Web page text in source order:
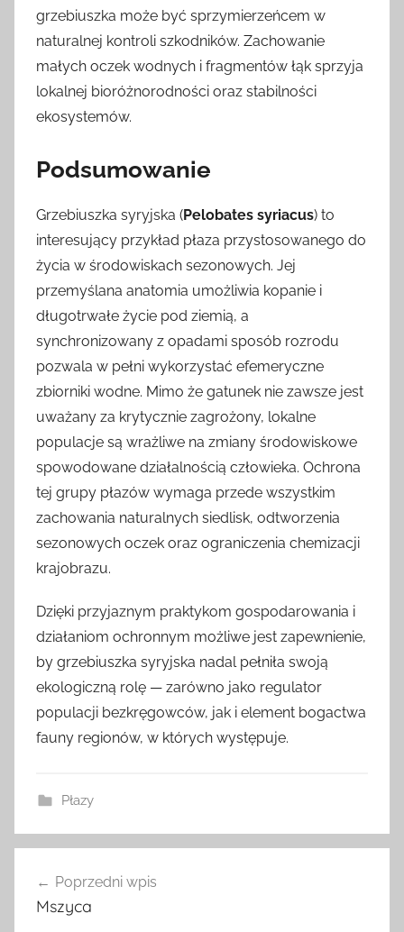
grzebiuszka może być sprzymierzeńcem w
naturalnej kontroli szkodników. Zachowanie
małych oczek wodnych i fragmentów łąk sprzyja
lokalnej bioróżnorodności oraz stabilności
ekosystemów.
Podsumowanie
Grzebiuszka syryjska (Pelobates syriacus) to
interesujący przykład płaza przystosowanego do
życia w środowiskach sezonowych. Jej
przemyślana anatomia umożliwia kopanie i
długotrwałe życie pod ziemią, a
synchronizowany z opadami sposób rozrodu
pozwala w pełni wykorzystać efemeryczne
zbiorniki wodne. Mimo że gatunek nie zawsze jest
uważany za krytycznie zagrożony, lokalne
populacje są wrażliwe na zmiany środowiskowe
spowodowane działalnością człowieka. Ochrona
tej grupy płazów wymaga przede wszystkim
zachowania naturalnych siedlisk, odtworzenia
sezonowych oczek oraz ograniczenia chemizacji
krajobrazu.
Dzięki przyjaznym praktykom gospodarowania i
działaniom ochronnym możliwe jest zapewnienie,
by grzebiuszka syryjska nadal pełniła swoją
ekologiczną rolę — zarówno jako regulator
populacji bezkręgowców, jak i element bogactwa
fauny regionów, w których występuje.
Płazy
wpisu
Poprzedni wpis
Mszyca